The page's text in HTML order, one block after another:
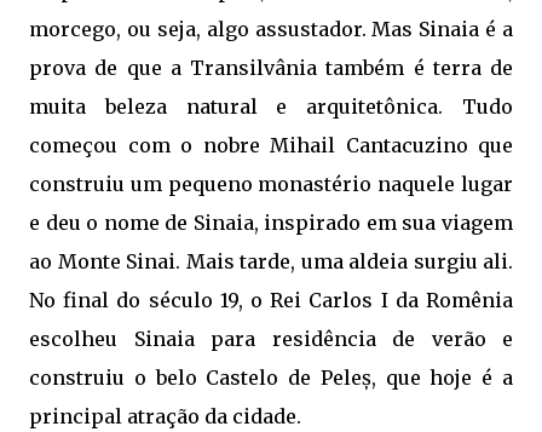
morcego, ou seja, algo assustador. Mas Sinaia é a
prova de que a Transilvânia também é terra de
muita beleza natural e arquitetônica. Tudo
começou com o nobre Mihail Cantacuzino que
construiu um pequeno monastério naquele lugar
e deu o nome de Sinaia, inspirado em sua viagem
ao Monte Sinai. Mais tarde, uma aldeia surgiu ali.
No final do século 19, o Rei Carlos I da Romênia
escolheu Sinaia para residência de verão e
construiu o belo Castelo de Peleș, que hoje é a
principal atração da cidade.